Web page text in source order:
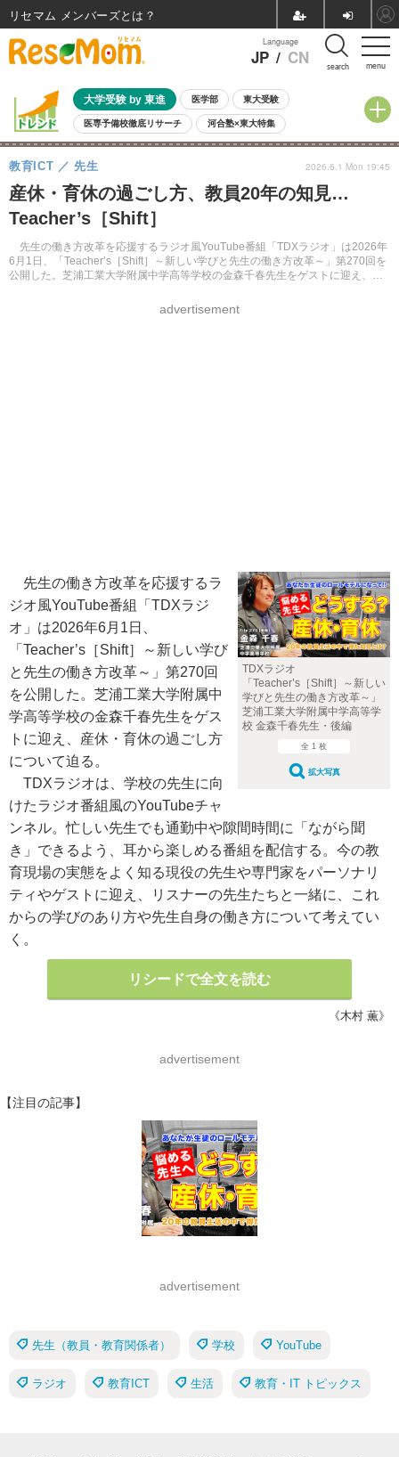
menu
Language
JP / CN search
大学受験 by 東進 医学部 東大受験
医専予備校徹底リサーチ 河合塾×東大特集
親子で考える大学選び 高校受験 中学受験 小学校受験
共通テスト 夏休み
8月開催イベント・WS 全国公立高校 過去問 人気記事
自由研究教材（小学生向け）
産休・育休の過ごし方、教員20年の知見…
Teacher’s［Shift］
先生の働き方改革を応援するラジオ風YouTube番組「TDXラジオ」は2026年
6月1日、「Teacher’s［Shift］～新しい学びと先生の働き方改革～」第270回を
公開した。芝浦工業大学附属中学高等学校の金森千春先生をゲストに迎え、産
教育ICT 先生
advertisement
2026.6.1 Mon 19:45
TDXラジオ
「Teacher’s［Shift］～新しい
学びと先生の働き方改革～」
芝浦工業大学附属中学高等学
校 金森千春先生・後編
全 1 枚
拡大写真
先生の働き方改革を応援するラ
ジオ風YouTube番組「TDXラジ
オ」は2026年6月1日、
「Teacher’s［Shift］～新しい学び
と先生の働き方改革～」第270回
を公開した。芝浦工業大学附属中
学高等学校の金森千春先生をゲス
トに迎え、産休・育休の過ごし方
について迫る。
TDXラジオは、学校の先生に向
けたラジオ番組風のYouTubeチャ
ンネル。忙しい先生でも通勤中や隙間時間に「ながら聞
き」できるよう、耳から楽しめる番組を配信する。今の教
育現場の実態をよく知る現役の先生や専門家をパーソナリ
ティやゲストに迎え、リスナーの先生たちと一緒に、これ
からの学びのあり方や先生自身の働き方について考えてい
く。
リシードで全文を読む
《木村 薫》
advertisement
【注目の記事】
advertisement
先生（教員・教育関係者） 学校 YouTube
ラジオ 教育ICT 生活 教育・IT トピックス
リセマム メンバーズ